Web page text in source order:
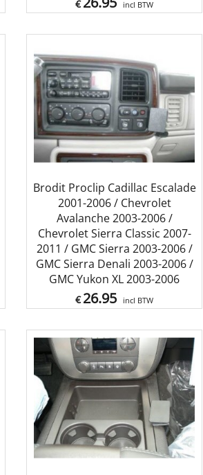
€ incl BTW
Brodit Proclip Cadillac Escalade
2001-2006 / Chevrolet
Avalanche 2003-2006 /
Chevrolet Sierra Classic 2007-
2011 / GMC Sierra 2003-2006 /
GMC Sierra Denali 2003-2006 /
GMC Yukon XL 2003-2006
€ 26.95 incl BTW